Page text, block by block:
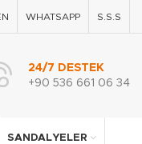
WHATSAPP S.S.S
24/7 DESTEK
+90 536 661 06 34
SANDALYELER